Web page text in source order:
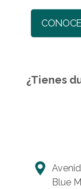
¿Tienes
Blue